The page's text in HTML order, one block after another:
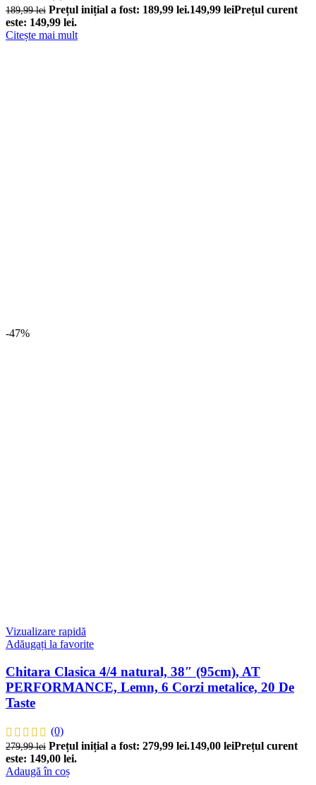
189,99lei Prețul inițial a fost: 189,99 lei.149,99 leiPrețul curent
este: 149,99 lei.
Citește mai mult
-47%
Vizualizare rapidă
Adăugați la favorite
Chitara Clasica 4/4 natural, 38″ (95cm), AT
PERFORMANCE, Lemn, 6 Corzi metalice, 20 De
Taste
(0)
279,99lei Prețul inițial a fost: 279,99 lei.149,00 leiPrețul curent
este: 149,00 lei.
Adaugă în coș